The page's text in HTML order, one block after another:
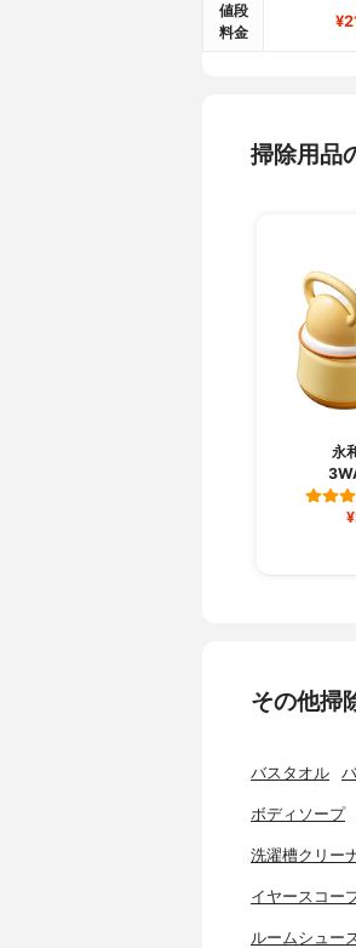
値段
料金
掃除用品
永
その他掃
バスタオル
ボディソープ
洗濯槽クリー
イヤースコー
ルームシュー